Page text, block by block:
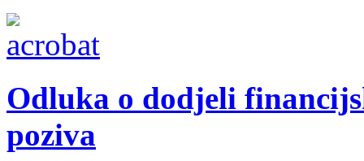
Odluka o dodjeli
poziva